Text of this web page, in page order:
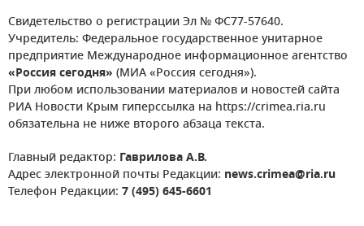
Свидетельство о регистрации Эл № ФС77-57640.
Учредитель: Федеральное государственное унитарное
предприятие Международное информационное агентство
«Россия сегодня» (МИА «Россия сегодня»).
При любом использовании материалов и новостей сайта
РИА Новости Крым гиперссылка на https://crimea.ria.ru
обязательна не ниже второго абзаца текста.
Главный редактор: Гаврилова А.В.
Адрес электронной почты Редакции: news.crimea@ria.ru
Телефон Редакции: 7 (495) 645-6601